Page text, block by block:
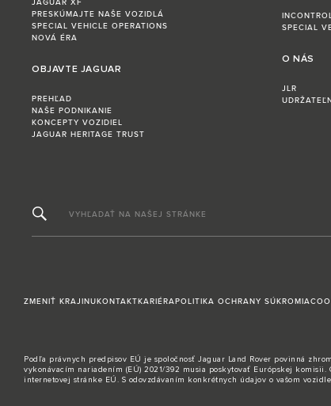
JAGUAR XF
PRESKÚMAJTE NAŠE VOZIDLÁ
SPECIAL VEHICLE OPERATIONS
NOVÁ ÉRA
OBJAVTE JAGUAR
PREHĽAD
NAŠE PODNIKANIE
KONCEPTY VOZIDIEL
JAGUAR HERITAGE TRUST
SPECIAL
O NÁS
JLR
VYHĽADAŤ NA NAŠEJ STRÁNKE
ZMENIŤ KRAJINUKONTAKTKARIÉRAPOLITIKA OCHRANY SÚKROMIA
Podľa právnych predpisov EÚ je spoločnosť Jaguar Land Rover povinná
vykonávacím nariadením (EÚ) 2021/392 musia poskytovať Európskej
internetovej stránke EÚ. S odovzdávaním konkrétnych údajov o vašom